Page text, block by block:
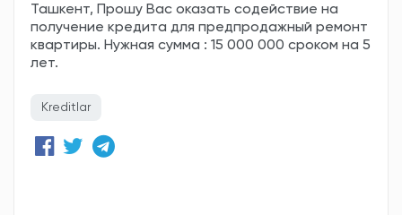
Ташкент, Прошу Вас оказать содействие на
получение кредита для предпродажный ремонт
квартиры. Нужная сумма : 15 000 000 сроком на 5
лет.
Kreditlar